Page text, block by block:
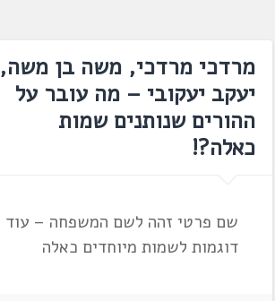
מרדכי מרדכי, משה בן משה,
יעקב יעקובי – מה עובר על
ההורים שנותנים שמות
כאלה?!
שם פרטי זהה לשם המשפחה – עוד
דוגמות לשמות מיוחדים כאלה